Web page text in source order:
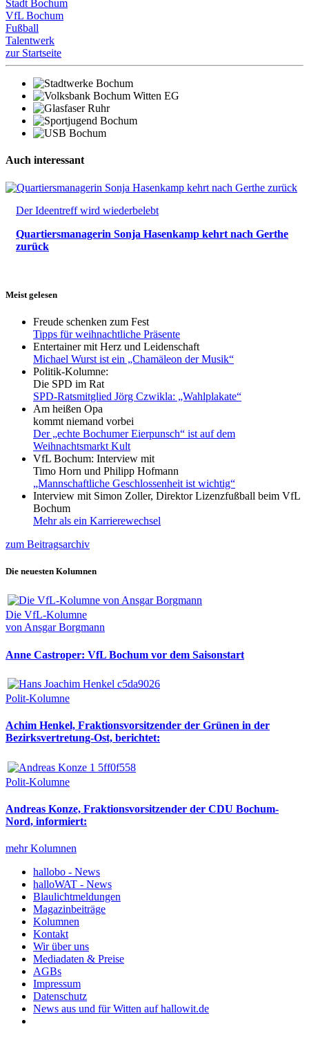
Stadt Bochum
VfL Bochum
Fußball
Talentwerk
zur Startseite
Auch interessant
Der Ideentreff wird wiederbelebt
Quartiersmanagerin Sonja Hasenkamp kehrt nach Gerthe
zurück
Meist gelesen
Freude schenken zum Fest
Tipps für weihnachtliche Präsente
Entertainer mit Herz und Leidenschaft
Michael Wurst ist ein „Chamäleon der Musik“
Politik-Kolumne:
Die SPD im Rat
SPD-Ratsmitglied Jörg Czwikla: „Wahlplakate“
Am heißen Opa
kommt niemand vorbei
Der „echte Bochumer Eierpunsch“ ist auf dem
Weihnachtsmarkt Kult
VfL Bochum: Interview mit
Timo Horn und Philipp Hofmann
„Mannschaftliche Geschlossenheit ist wichtig“
Interview mit Simon Zoller, Direktor Lizenzfußball beim VfL
Bochum
Mehr als ein Karrierewechsel
zum Beitragsarchiv
Die neuesten Kolumnen
Die VfL-Kolumne
von Ansgar Borgmann
Anne Castroper: VfL Bochum vor dem Saisonstart
Polit-Kolumne
Achim Henkel, Fraktionsvorsitzender der Grünen in der
Bezirksvertretung-Ost, berichtet:
Polit-Kolumne
Andreas Konze, Fraktionsvorsitzender der CDU Bochum-
Nord, informiert:
mehr Kolumnen
hallobo - News
halloWAT - News
Blaulichtmeldungen
Magazinbeiträge
Kolumnen
Kontakt
Wir über uns
Mediadaten & Preise
AGBs
Impressum
Datenschutz
News aus und für Witten auf hallowit.de